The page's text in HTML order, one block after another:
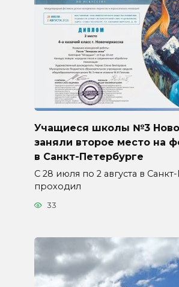
Учащиеся школы №3
заняли второе место на
в Санкт-Петербурге
С 28 июля по 2 августа в
проходил
33